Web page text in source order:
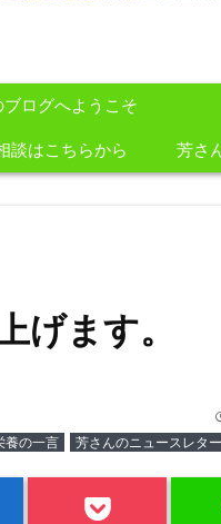
ログへようこそ
談はこちらから 芳さ
げます。
養の一言 芳さんのニュースレター